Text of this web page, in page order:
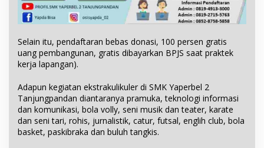
Selain itu, pendaftaran bebas donasi, 100 persen gratis
uang pembangunan, gratis dibayarkan BPJS saat praktek
kerja lapangan).
Adapun kegiatan ekstrakulikuler di SMK Yaperbel 2
Tanjungpandan diantaranya pramuka, teknologi informasi
dan komunikasi, bola volly, seni musik dan teater, karate
dan seni tari, rohis, jurnalistik, catur, futsal, englih club, bola
basket, paskibraka dan buluh tangkis.